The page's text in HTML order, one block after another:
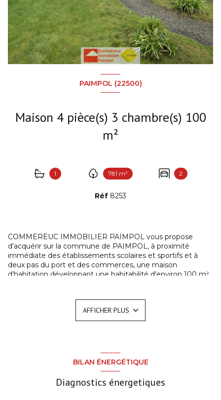
PAIMPOL (22500)
Maison 4 pièce(s) 3 chambre(s) 100
m²
1 781 m² 2
Réf 8253
COMMEREUC IMMOBILIER PAIMPOL vous propose
d'acquérir sur la commune de PAIMPOL, à proximité
immédiate des établissements scolaires et sportifs et à
deux pas du port et des commerces, une maison
d'habitation développant une habitabilité d'environ 100 m²
parquet, une cuisine séparée, une salle de bain et un WC.
Une pièce buanderie/chaufferie est accessible depuis
l'extérieur. Un escalier vous mène à l'étage composé de
et peuvent être loués indépendamment de la maison. Les
visites de ce bien se feront sur rendez-vous en contactant
l'agence COMMEREUC IMMOBILIER de PAIMPOL au 02
AFFICHER PLUS
BILAN ÉNERGÉTIQUE
Diagnostics énergetiques